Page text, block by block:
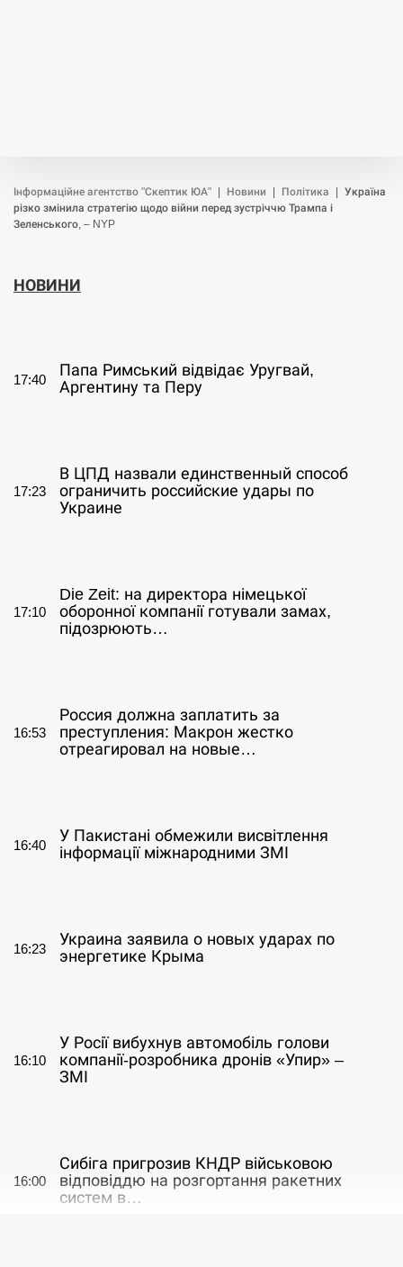
Інформаційне агентство "Скептик ЮА" Новини Політика
Україна
різко змінила стратегію щодо війни перед зустріччю Трампа і
Зеленського, – NYP
НОВИНИ
17:40
Папа Римський відвідає Уругвай,
Аргентину та Перу
17:23
В ЦПД назвали единственный способ
ограничить российские удары по
Украине
17:10
Die Zeit: на директора німецької
оборонної компанії готували замах,
підозрюють…
16:53
Россия должна заплатить за
преступления: Макрон жестко
отреагировал на новые…
16:40
У Пакистані обмежили висвітлення
інформації міжнародними ЗМІ
16:23
Украина заявила о новых ударах по
энергетике Крыма
16:10
У Росії вибухнув автомобіль голови
компанії-розробника дронів «Упир» –
ЗМІ
16:00
Сибіга пригрозив КНДР військовою
відповіддю на розгортання ракетних
систем в…